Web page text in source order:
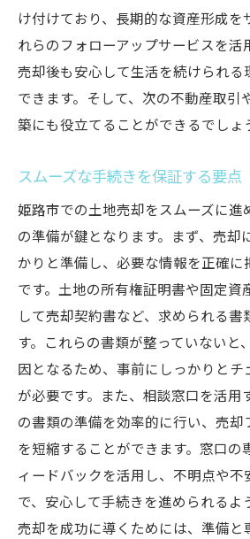
け付けており、長期的な資産形成を
れらのフォローアップサービスを活
売却後も安心して生活を続けられる
できます。そして、次の不動産取引
築にも役立てることができるでしょ
スムーズな手続きを保証する要点
姫路市での土地売却をスムーズに進
の準備が鍵となります。まず、売却
かりと準備し、必要な情報を正確に
です。土地の所有権証明書や固定資
して売却契約書など、求められる書
す。これらの書類が整っていないと
因となるため、事前にしっかりとチ
が必要です。また、相談窓口を活用
の書類の準備を効率的に行い、売却
を短縮することができます。窓口の
ィードバックを活用し、不明点や不
で、安心して手続きを進められるよ
売却を成功に導くためには、準備と